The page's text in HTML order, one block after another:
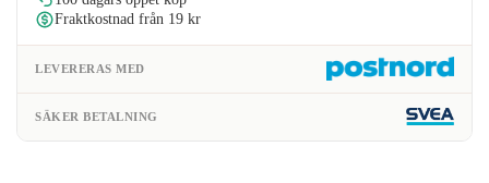
Fraktkostnad från 19 kr
LEVERERAS MED
SÄKER BETALNING